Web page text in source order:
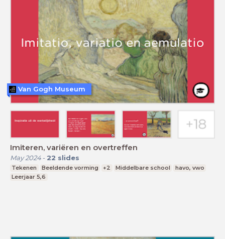
Imiteren, variëren en overtreffen
May 2024- 22 slides
Tekenen Beeldende vorming +2 Middelbare school
havo, vwo
Leerjaar 5,6
Van Gogh Museum